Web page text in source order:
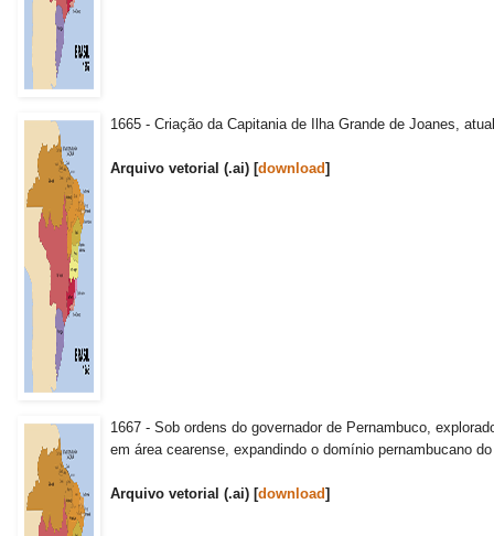
1665 - Criação da Capitania de Ilha Grande de Joanes,
Arquivo vetorial (.ai) [download]
1667 - Sob ordens do governador de Pernambuco,
em área cearense, expandindo o domínio pernambucano
Arquivo vetorial (.ai) [download]